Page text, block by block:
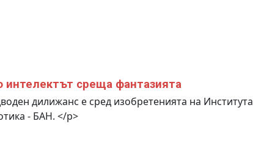
интелектът среща фантазията
дилижанс е сред изобретенията на Института
- БАН. </p>